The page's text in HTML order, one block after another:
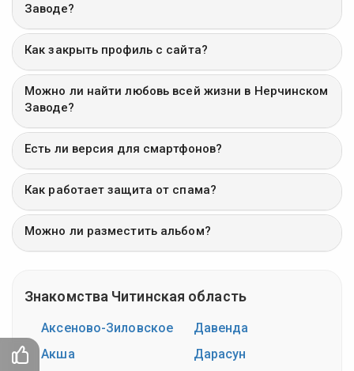
Заводе?
Как закрыть профиль с сайта?
Можно ли найти любовь всей жизни в Нерчинском
Заводе?
Есть ли версия для смартфонов?
Как работает защита от спама?
Можно ли разместить альбом?
Знакомства Читинская область
Аксеново-Зиловское
Акша
Давенда
Дарасун